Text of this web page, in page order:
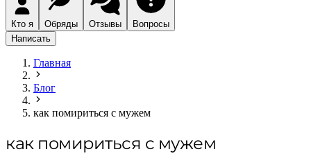
Кто я Обряды Отзывы
Вопросы
Написать
Главная
Блог
как помириться с мужем
как помириться с мужем